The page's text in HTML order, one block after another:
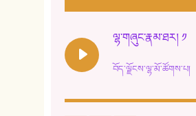
ལྷ་གཞུང་རྣམ་ཐར། ༡
བོད་ལྗོངས་ལྷ་མོ་ཚོགས་པ།